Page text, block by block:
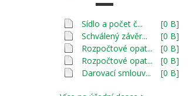
Sídlo a počet č...
[0 B]
Schválený závěr...
[0 B]
Rozpočtové opat...
[0 B]
Rozpočtové opat...
[0 B]
Darovací smlouv...
[0 B]